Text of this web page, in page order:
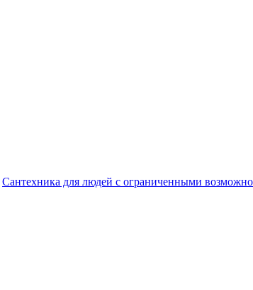
Сантехника для людей с ограниченными